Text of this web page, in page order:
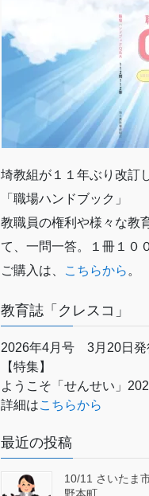
埼教組が１１年ぶり改訂
「職場ハンドブック」
教職員の権利や様々な教
て、一問一答。１冊１０
ご購入は、
こちらから 。
教育誌「クレスコ」
2026年4月号 3月20日発
【特集】
ようこそ「せんせい」
詳細はこちらから
最近の投稿
10/11 さいたま